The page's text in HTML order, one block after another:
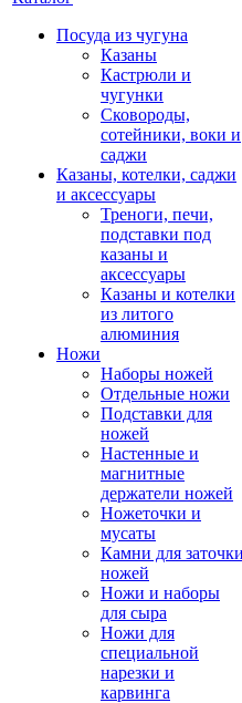
Посуда из чугуна
Казаны
Кастрюли и
чугунки
Сковороды,
сотейники, воки и
саджи
Казаны, котелки, саджи
и аксессуары
Треноги, печи,
подставки под
казаны и
аксессуары
Казаны и котелки
из литого
алюминия
Ножи
Наборы ножей
Отдельные ножи
Подставки для
ножей
Настенные и
магнитные
держатели ножей
Ножеточки и
мусаты
Камни для заточки
ножей
Ножи и наборы
для сыра
Ножи для
специальной
нарезки и
карвинга